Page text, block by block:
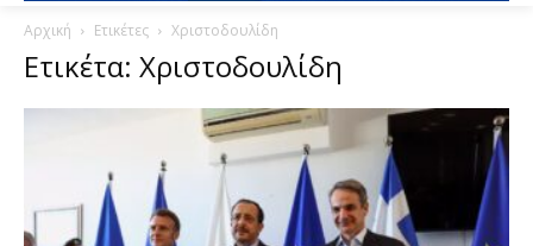
Αρχική Ετικέτες Χριστοδουλίδη
Ετικέτα: Χριστοδουλίδη